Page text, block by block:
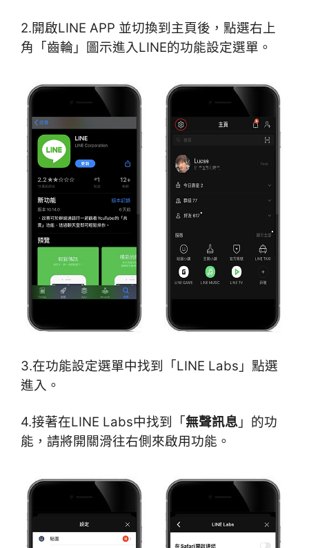
2.開啟LINE APP 並切換到主頁後，點選右上
角「齒輪」圖示進入LINE的功能設定選單。
3.在功能設定選單中找到「LINE Labs」點選
進入。
4.接著在LINE Labs中找到「無聲訊息 」的功
能，請將開關滑往右側來啟用功能。